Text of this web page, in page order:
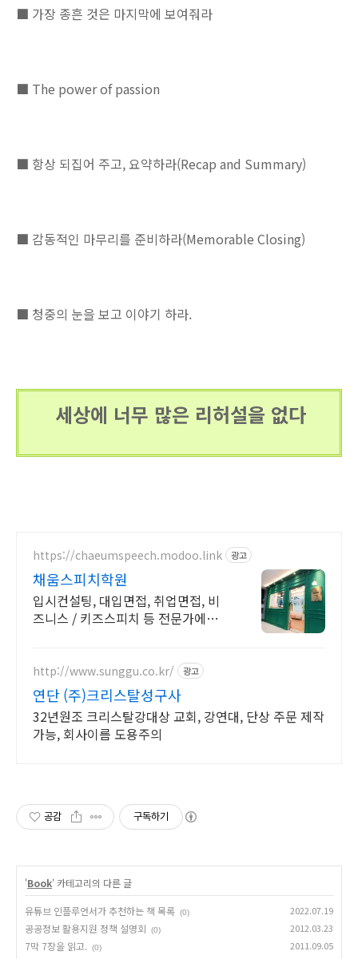
■ 가장 종흔 것은 마지막에 보여줘라
■ The power of passion
■ 항상 되집어 주고, 요약하라(Recap and Summary)
■ 감동적인 마무리를 준비하라(Memorable Closing)
■ 청중의 눈을 보고 이야기 하라.
세상에 너무 많은 리허설을 없다
https://chaeumspeech.modoo.link 광고
채움스피치학원
입시컨설팅, 대입면접, 취업면접, 비
즈니스 / 키즈스피치 등 전문가에게
http://www.sunggu.co.kr/ 광고
연단 (주)크리스탈성구사
32년원조 크리스탈강대상 교회, 강연대, 단상 주문 제작
가능, 회사이름 도용주의
공감 구독하기
'Book' 카테고리의 다른 글
유튜브 인플루언서가 추천하는 책 목록 (0) 2022.07.19
공공정보 활용지원 정책 설명회 (0) 2012.03.23
7막 7장을 읽고. (0) 2011.09.05